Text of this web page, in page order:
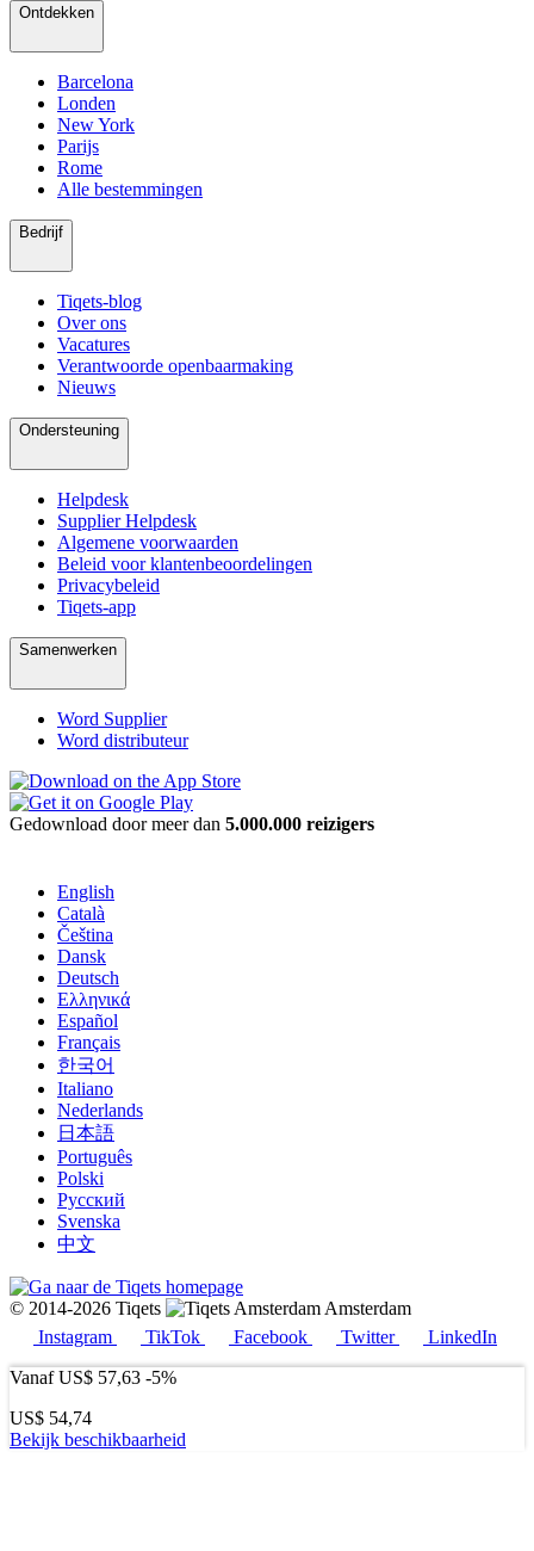
Ontdekken
Barcelona
Londen
New York
Parijs
Rome
Alle bestemmingen
Bedrijf
Tiqets-blog
Over ons
Vacatures
Verantwoorde openbaarmaking
Nieuws
Ondersteuning
Helpdesk
Supplier Helpdesk
Algemene voorwaarden
Beleid voor klantenbeoordelingen
Privacybeleid
Tiqets-app
Samenwerken
Word Supplier
Word distributeur
Gedownload door meer dan 5.000.000 reizigers
English
Català
Čeština
Dansk
Deutsch
Ελληνικά
Español
Français
한국어
Italiano
Nederlands
日本語
Português
Polski
Русский
Svenska
中文
© 2014-2026 Tiqets
Amsterdam
Instagram
TikTok Facebook Twitter
LinkedIn
VanafUS$ 57,63 -5%
US$ 54,74
Bekijk beschikbaarheid